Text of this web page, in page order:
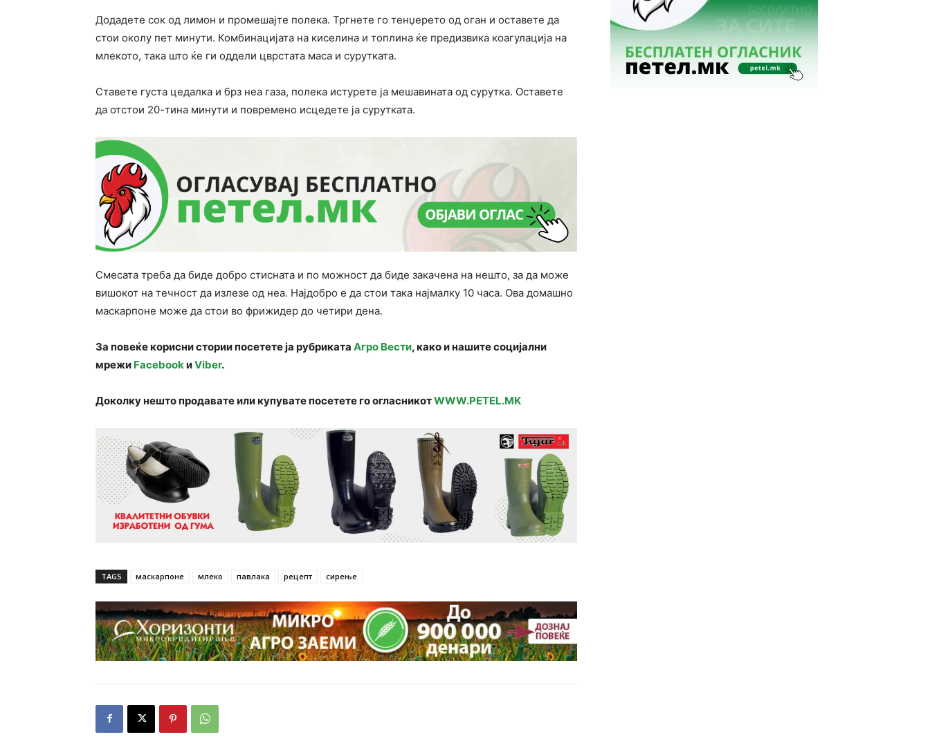
Додадете сок од лимон и промешајте полека. Тргнете го тенџерето од оган и оставете да
стои околу пет минути. Комбинацијата на киселина и топлина ќе предизвика коагулација на
млекото, така што ќе ги оддели цврстата маса и сурутката.
Ставете густа цедалка и брз неа газа, полека истурете ја мешавината од сурутка. Оставете
да отстои 20-тина минути и повремено исцедете ја сурутката.
Смесата треба да биде добро стисната и по можност да биде закачена на нешто, за да може
вишокот на течност да излезе од неа. Најдобро е да стои така најмалку 10 часа. Ова домашно
маскарпоне може да стои во фрижидер до четири дена.
За повеќе корисни стории посетете ја рубриката Агро Вести, како и нашите социјални
мрежи FacebookиViber.
Доколку нешто продавате или купувате посетете го огласникотWWW.PETEL.MK
TAGS маскарпоне млеко павлака рецепт сирење